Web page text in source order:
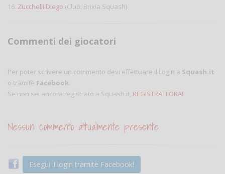
16. Zucchelli Diego (Club: Brixia Squash)
Commenti dei giocatori
Per poter scrivere un commento devi effettuare il Login a Squash.it
o tramite Facebook.
Se non sei ancora registrato a Squash.it, REGISTRATI ORA!
Nessun commento attualmente presente
Esegui il login tramite Facebook!